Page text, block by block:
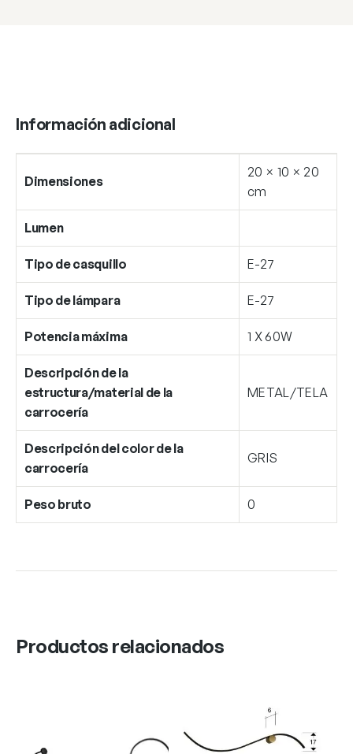
Información adicional
Dimensiones
20 × 10 × 20
cm
Lumen
Tipo de casquillo E-27
Tipo de lámpara E-27
Potencia máxima 1 X 60W
Descripción de la
estructura/material de la
carrocería
METAL/TELA
Descripción del color de la
carrocería
GRIS
Peso bruto 0
Productos relacionados